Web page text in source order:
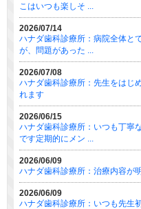
こはいつも楽しそ ...
2026/07/14
ハナダ歯科診療所：病院全体と
が、問題があった ...
2026/07/08
ハナダ歯科診療所：先生をはじ
れます
2026/06/15
ハナダ歯科診療所：いつも丁寧
です定期的にメン ...
2026/06/09
ハナダ歯科診療所：治療内容が
2026/06/09
ハナダ歯科診療所：いつも先生